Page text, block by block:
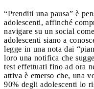
“Prenditi una pausa” è
adolescenti, affinché
navigare su un social
adolescenti siano a
legge in una nota dai
loro una notifica che
test effettuati fino ad ora
attiva è emerso che, una
90% degli adolescenti lo